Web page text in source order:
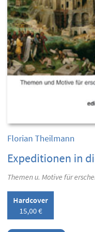
Florian Theilmann
Expeditionen in
Themen u. Motive für
Hardcover
15,00 €